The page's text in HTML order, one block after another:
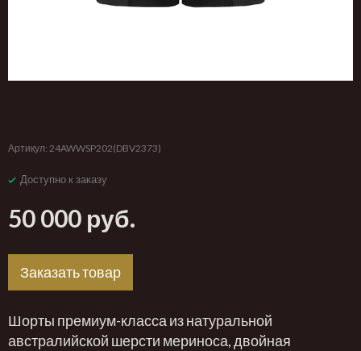
Артикул: 24AWWSP202(DBV2373)
Доступно к заказу
50 000 руб.
Заказать товар
Шорты премиум-класса из натуральной
австралийской шерсти мериноса, двойная